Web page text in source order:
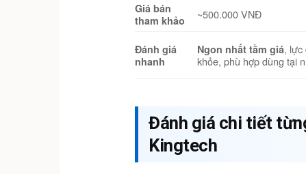
Giá bán
tham khảo
~500.000 VNĐ
Đánh giá
nhanh
Ngon nhất tầm giá, lực
khỏe, phù hợp dùng tại
Đánh giá chi tiết
Kingtech